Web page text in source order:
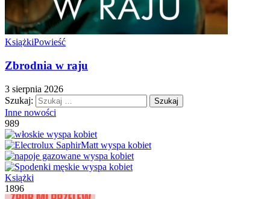
KsiążkiPowieść
Zbrodnia w raju
3 sierpnia 2026
Szukaj:
Inne nowości
989
Książki
1896